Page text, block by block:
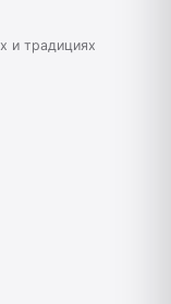
и традициях